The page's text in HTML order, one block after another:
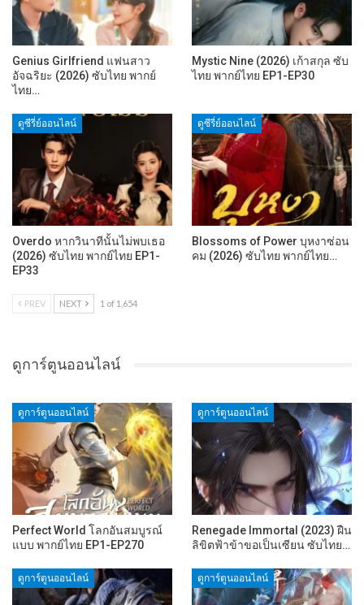
Genius Girlfriend แฟนสาว
อัจฉริยะ (2026) ซับไทย พากย์
ไทย…
Mystic Nine (2026) เก้าสกุล ซับ
ไทย พากย์ไทย EP1-EP30
ดูซีรี่ย์ออนไลน์
Overdo หากวินาทีนั้นไม่พบเธอ
(2026) ซับไทย พากย์ไทย EP1-
EP33
ดูซีรี่ย์ออนไลน์
Blossoms of Power บุหงาซ่อน
คม (2026) ซับไทย พากย์ไทย…
PREV NEXT 1 of 1,654
ดูการ์ตูนออนไลน์
ดูการ์ตูนออนไลน์
Perfect World โลกอันสมบูรณ์
แบบ พากย์ไทย EP1-EP270
ดูการ์ตูนออนไลน์
Renegade Immortal (2023) ฝืน
ลิขิตฟ้าข้าขอเป็นเซียน ซับไทย…
ดูการ์ตูนออนไลน์ ดูการ์ตูนออนไลน์